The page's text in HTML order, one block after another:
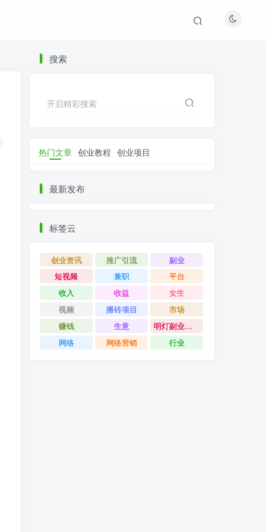
搜索
开启精彩搜索
热门文章 创业教程 创业项目
最新发布
标签云
创业资讯 推广引流
副业
短视频
兼职
平台
收入
收益
女生
视频
搬砖项目
市场
赚钱
生意
明灯副业千计
网络
网络营销 行业